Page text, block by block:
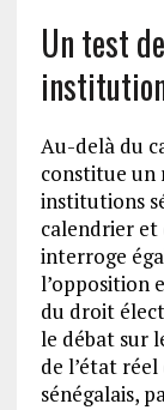
Un test
Au-delà du
constitue un
institutions
calendrier et
interroge
l’opposition
du droit
le débat sur
de l’état
sénégalais,